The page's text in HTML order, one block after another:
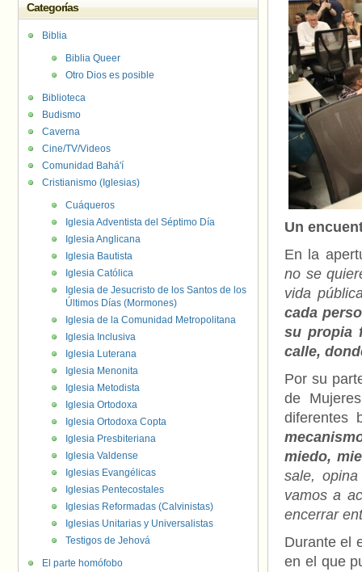
Un
En la
no se
vida
cada
su propia
calle,
Por su
de
diferentes
miedo,
sale,
vamos a
encerrar
Durante el
en el que
Categorías
Biblia
Biblia Queer
Otro Dios es posible
Biblioteca
Budismo
Caverna
Cine/TV/Videos
Comunidad Bahá'í
Cristianismo (Iglesias)
Cuáqueros
Iglesia Adventista del Séptimo Día
Iglesia Anglicana
Iglesia Bautista
Iglesia Católica
Iglesia de Jesucristo de los Santos de los
Últimos Días (Mormones)
Iglesia de la Comunidad Metropolitana
Iglesia Inclusiva
Iglesia Luterana
Iglesia Menonita
Iglesia Metodista
Iglesia Ortodoxa
Iglesia Ortodoxa Copta
Iglesia Presbiteriana
Iglesia Valdense
Iglesias Evangélicas
Iglesias Pentecostales
Iglesias Reformadas (Calvinistas)
Iglesias Unitarias y Universalistas
Testigos de Jehová
El parte homófobo